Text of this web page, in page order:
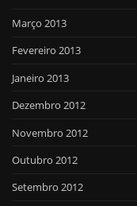
Março 2013
Fevereiro 2013
Janeiro 2013
Dezembro 2012
Novembro 2012
Outubro 2012
Setembro 2012